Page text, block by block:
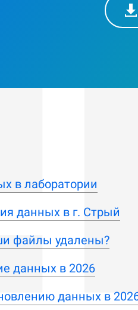
в лаборатории
данных в г. Стрый
файлы удалены?
данных в 2026
данных в